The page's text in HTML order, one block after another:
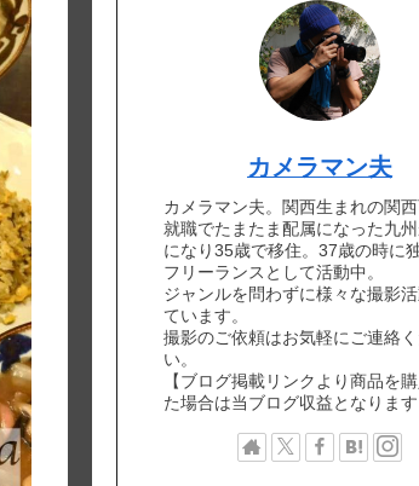
カメラマン夫
カメラマン夫。関西生まれの関西
就職でたまたま配属になった九州
になり35歳で移住。37歳の時に
フリーランスとして活動中。
ジャンルを問わずに様々な撮影
ています。
撮影のご依頼はお気軽にご連絡く
い。
【ブログ掲載リンクより商品を
た場合は当ブログ収益となります